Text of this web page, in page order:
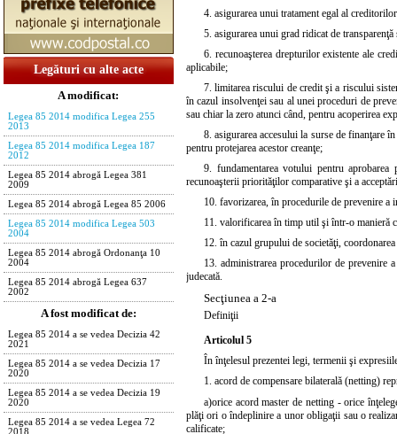
Legături cu alte acte
A modificat:
Legea 85 2014 modifica Legea 255
2013
Legea 85 2014 modifica Legea 187
2012
Legea 85 2014 abrogă Legea 381
2009
Legea 85 2014 abrogă Legea 85 2006
Legea 85 2014 modifica Legea 503
2004
Legea 85 2014 abrogă Ordonanţa 10
2004
Legea 85 2014 abrogă Legea 637
2002
A fost modificat de:
Legea 85 2014 a se vedea Decizia 42
2021
Legea 85 2014 a se vedea Decizia 17
2020
Legea 85 2014 a se vedea Decizia 19
2020
Legea 85 2014 a se vedea Legea 72
2018
4. asigurarea unui tratament egal al
5. asigurarea unui grad ridicat de
6. recunoaşterea drepturilor existente ale
aplicabile;
7. limitarea riscului de credit şi a riscului
în cazul insolvenţei sau al unei proceduri de
sau chiar la zero atunci când, pentru acoperirea
8. asigurarea accesului la surse de finanţare
pentru protejarea acestor creanţe;
9. fundamentarea votului pentru
recunoaşterii priorităţilor comparative şi a
10. favorizarea, în procedurile de prevenire
11. valorificarea în timp util şi într-o manieră
12. în cazul grupului de societăţi,
13. administrarea procedurilor de prevenire
judecată.
Secţiunea a 2-a
Definiţii
Articolul 5
În înţelesul prezentei legi, termenii şi
1. acord de compensare bilaterală (netting)
a)orice acord master de netting - orice
plăţi ori o îndeplinire a unor obligaţii sau o
calificate;